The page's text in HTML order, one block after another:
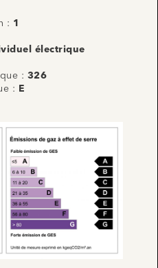
: 1
électrique
: 326
:
E